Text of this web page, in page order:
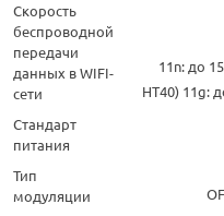
Скорость
беспроводной
передачи
данных в WIFI-
сети
11n: до
HT40) 11g:
Стандарт
питания
Тип
модуляции